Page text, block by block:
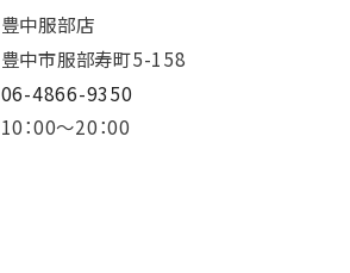
豊中服部店
豊中市服部寿町5-158
06-4866-9350
10：00～20：00